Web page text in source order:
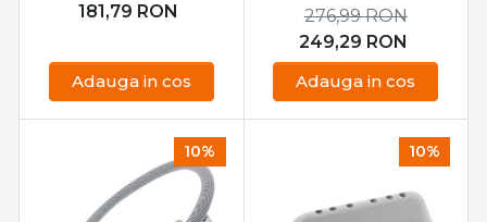
181,79 RON
Adauga in cos
249,29 RON
276,99RON
Adauga in cos
10% 10%